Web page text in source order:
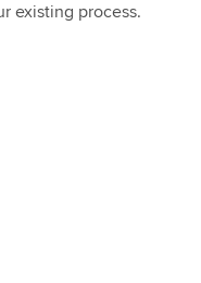
existing process.